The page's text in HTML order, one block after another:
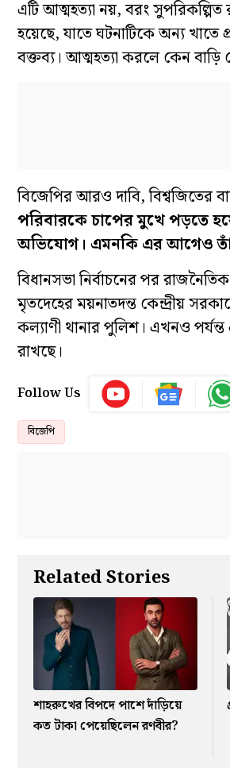
এটি আত্মহত্যা নয়, বরং
হয়েছে, যাতে ঘটনাটিকে অন্য খাতে
বক্তব্য। আত্মহত্যা করলে কেন
বিজেপির আরও দাবি, বিশ্বজিতের
পরিবারকে চাপের মুখে পড়তে
অভিযোগ। এমনকি এর আগেও
বিধানসভা নির্বাচনের পর
মৃতদেহের ময়নাতদন্ত কেন্দ্রীয়
কল্যাণী থানার পুলিশ। এখনও
রাখছে।
Follow Us
বিজেপি
Related Stories
শাহরুখের বিপদে পাশে দাঁড়িয়ে
কত টাকা পেয়েছিলেন রণবীর?